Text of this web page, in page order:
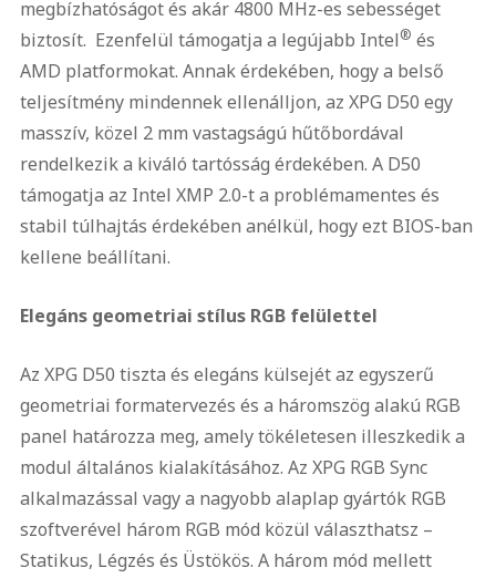
megbízhatóságot és akár 4800 MHz-es sebességet
biztosít. Ezenfelül támogatja a legújabb Intel® és
AMD platformokat. Annak érdekében, hogy a belső
teljesítmény mindennek ellenálljon, az XPG D50 egy
masszív, közel 2 mm vastagságú hűtőbordával
rendelkezik a kiváló tartósság érdekében. A D50
támogatja az Intel XMP 2.0-t a problémamentes és
stabil túlhajtás érdekében anélkül, hogy ezt BIOS-ban
kellene beállítani.
Elegáns geometriai stílus RGB felülettel
Az XPG D50 tiszta és elegáns külsejét az egyszerű
geometriai formatervezés és a háromszög alakú RGB
panel határozza meg, amely tökéletesen illeszkedik a
modul általános kialakításához. Az XPG RGB Sync
alkalmazással vagy a nagyobb alaplap gyártók RGB
szoftverével három RGB mód közül választhatsz –
Statikus, Légzés és Üstökös. A három mód mellett